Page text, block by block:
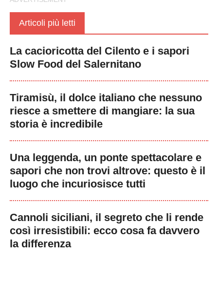
Articoli più letti
La cacioricotta del Cilento e i sapori
Slow Food del Salernitano
Tiramisù, il dolce italiano che nessuno
riesce a smettere di mangiare: la sua
storia è incredibile
Una leggenda, un ponte spettacolare e
sapori che non trovi altrove: questo è il
luogo che incuriosisce tutti
Cannoli siciliani, il segreto che li rende
così irresistibili: ecco cosa fa davvero
la differenza